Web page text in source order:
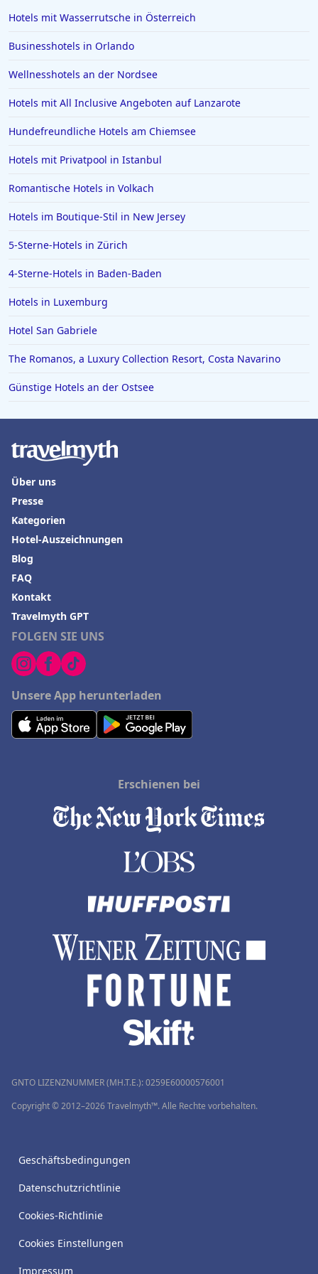
Hotels mit Wasserrutsche in Österreich
Businesshotels in Orlando
Wellnesshotels an der Nordsee
Hotels mit All Inclusive Angeboten auf Lanzarote
Hundefreundliche Hotels am Chiemsee
Hotels mit Privatpool in Istanbul
Romantische Hotels in Volkach
Hotels im Boutique-Stil in New Jersey
5-Sterne-Hotels in Zürich
4-Sterne-Hotels in Baden-Baden
Hotels in Luxemburg
Hotel San Gabriele
The Romanos, a Luxury Collection Resort, Costa Navarino
Günstige Hotels an der Ostsee
FOLGEN SIE UNS
Unsere App herunterladen
Über uns
Presse
Kategorien
Hotel-Auszeichnungen
Blog
FAQ
Kontakt
Travelmyth GPT
Erschienen bei
GNTO LIZENZNUMMER (MH.T.E.): 0259Ε60000576001
Copyright © 2012–2026 Travelmyth™. Alle Rechte vorbehalten.
Geschäftsbedingungen
Datenschutzrichtlinie
Cookies-Richtlinie
Cookies Einstellungen
Impressum